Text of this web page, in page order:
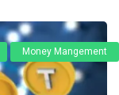
Money Mangement